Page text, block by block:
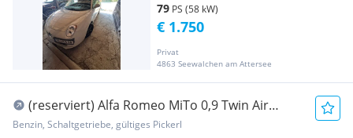
79 PS (58 kW)
Privat
4863 Seewalchen am Attersee
€ 1.750
(reserviert) Alfa Romeo MiTo 0,9 Twin Air
Turbo
Benzin, Schaltgetriebe, gültiges Pickerl